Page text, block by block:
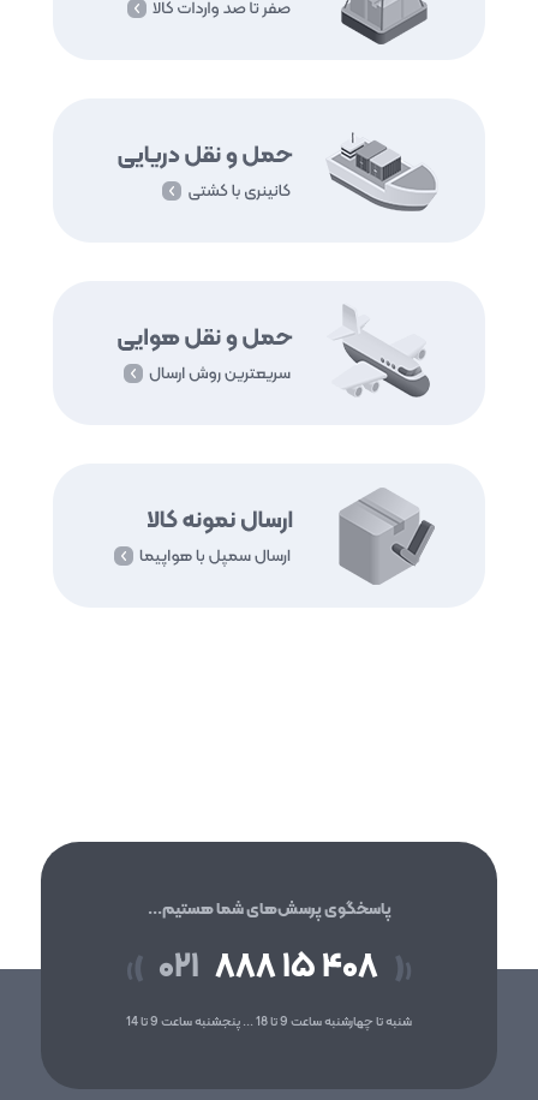
پاسخگوی پرسش‌های شما هستیم...
(( ۰۲۱ ۸۸۸ ۱۵ ۴۰۸ ))
شنبه تا چهارشنبه ساعت 9 تا 18 ... پنجشنبه ساعت 9 تا 14